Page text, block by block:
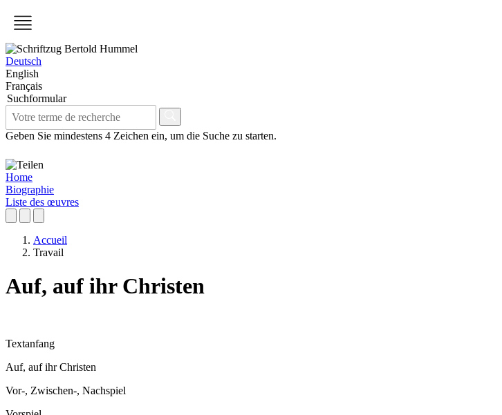
Deutsch
English
Français
Suchformular
Geben Sie mindestens 4 Zeichen ein, um die Suche zu starten.
Home
Biographie
Liste des œuvres
Accueil
Travail
Auf, auf ihr Christen
Textanfang
Auf, auf ihr Christen
Vor-, Zwischen-, Nachspiel